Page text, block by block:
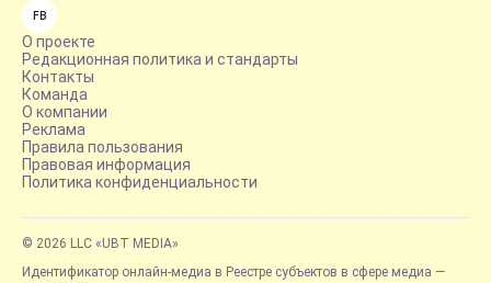
FB
О проекте
Редакционная политика и стандарты
Контакты
Команда
О компании
Реклама
Правила пользования
Правовая информация
Политика конфиденциальности
© 2026 LLC «UBT MEDIA»
Идентификатор онлайн-медиа в Реестре субъектов в сфере медиа —